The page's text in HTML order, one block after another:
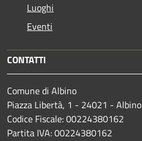
Luoghi
Eventi
CONTATTI
Comune di Albino
Piazza Libertà, 1 - 24021 - Albino
Codice Fiscale: 00224380162
Partita IVA: 00224380162